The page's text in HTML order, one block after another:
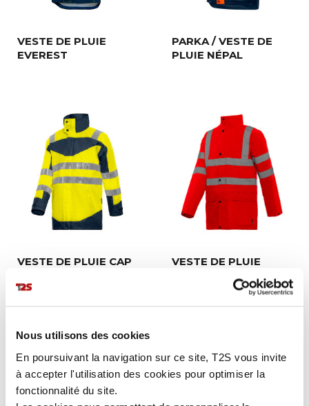
Nous utilisons des cookies
En poursuivant la navigation sur ce site, T2S vous invite
à accepter l'utilisation des cookies pour optimiser la
fonctionnalité du site.
VESTE DE PLUIE
EVEREST
PARKA / VESTE DE
PLUIE NÉPAL
VESTE DE PLUIE CAP
VESTE DE PLUIE
EVERGLADES